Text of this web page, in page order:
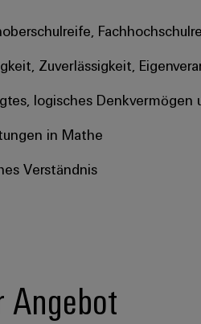
Zuverlässigkeit,
logisches Denkvermögen
in Mathe
Verständnis
Angebot